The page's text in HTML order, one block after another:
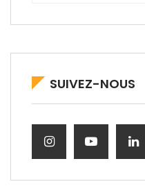
SUIVEZ-NOUS